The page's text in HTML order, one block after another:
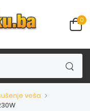
0
veša